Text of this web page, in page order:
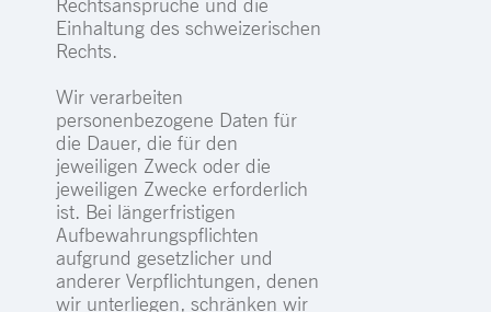
Rechtsansprüche und die
Einhaltung des schweizerischen
Rechts.
Wir verarbeiten
personenbezogene Daten für
die Dauer, die für den
jeweiligen Zweck oder die
jeweiligen Zwecke erforderlich
ist. Bei längerfristigen
Aufbewahrungspflichten
aufgrund gesetzlicher und
anderer Verpflichtungen, denen
wir unterliegen, schränken wir